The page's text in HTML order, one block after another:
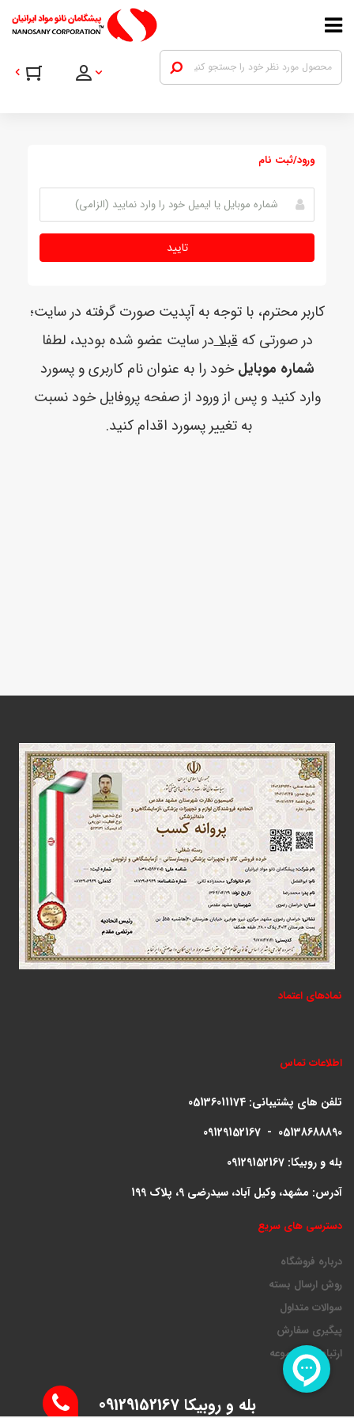
ورود/ثبت نام
تایید
کاربر محترم، با توجه به آپدیت صورت گرفته در سایت؛
در صورتی کهقبلادر سایت عضو شده بودید، لطفا
شماره موبایلخود را به عنوان نام کاربری و پسورد
وارد کنید و پس از ورود از صفحه پروفایل خود نسبت
به تغییر پسورد اقدام کنید.
نمادهای اعتماد
اطلاعات تماس
تلفن های پشتیبانی: 05136011174
09129152167 - 05138688890
بله و روبیکا: 09129152167
آدرس: مشهد، وکیل آباد، سیدرضی 9، پلاک 199
دسترسی های سریع
درباره فروشگاه
روش ارسال بسته
سوالات متداول
پیگیری سفارش
ارتباط با مجموعه
بله و روبیکا 09129152167